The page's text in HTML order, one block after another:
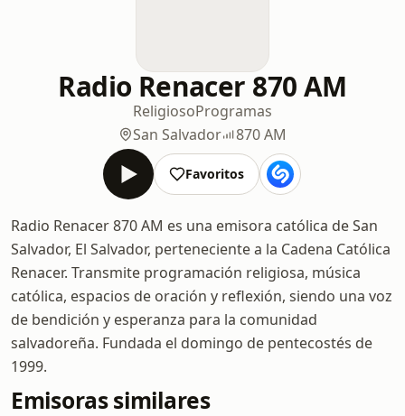
Radio Renacer 870 AM
ReligiosoProgramas
San Salvador
870 AM
Favoritos
Radio Renacer 870 AM es una emisora católica de San
Salvador, El Salvador, perteneciente a la Cadena Católica
Renacer. Transmite programación religiosa, música
católica, espacios de oración y reflexión, siendo una voz
de bendición y esperanza para la comunidad
salvadoreña. Fundada el domingo de pentecostés de
1999.
Emisoras similares